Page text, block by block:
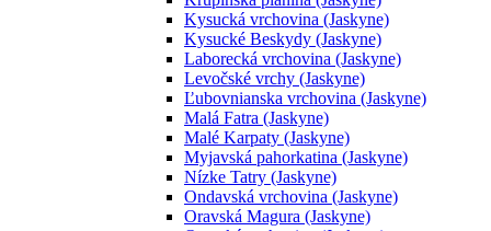
Kysucká vrchovina (Jaskyne)
Kysucké Beskydy (Jaskyne)
Laborecká vrchovina (Jaskyne)
Levočské vrchy (Jaskyne)
Ľubovnianska vrchovina (Jaskyne)
Malá Fatra (Jaskyne)
Malé Karpaty (Jaskyne)
Myjavská pahorkatina (Jaskyne)
Nízke Tatry (Jaskyne)
Ondavská vrchovina (Jaskyne)
Oravská Magura (Jaskyne)